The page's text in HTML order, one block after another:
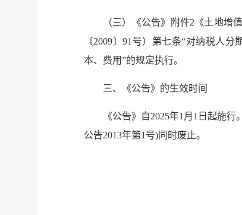
（三）《公告》附件2《土地
〔2009〕91号）第七条“对纳税人
本、费用”的规定执行。
三、《公告》的生效时间
《公告》自2025年1月1日起施
公告2013年第1号)同时废止。